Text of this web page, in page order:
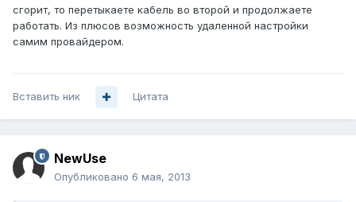
сгорит, то перетыкаете кабель во второй и продолжаете
работать. Из плюсов возможность удаленной настройки
самим провайдером.
Вставить ник Цитата
NewUse
Опубликовано 6 мая, 2013